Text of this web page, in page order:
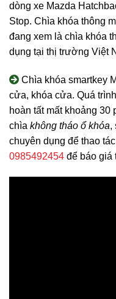
dòng xe Mazda
Stop. Chìa khóa thông
đang xem là chìa khóa
dụng tại thị trường Việt
Chìa khóa smartkey
cửa, khóa cửa. Quá
hoàn tất mất khoảng 30
chìa không tháo ổ khóa,
chuyên dụng để thao
0985492454 để báo giá